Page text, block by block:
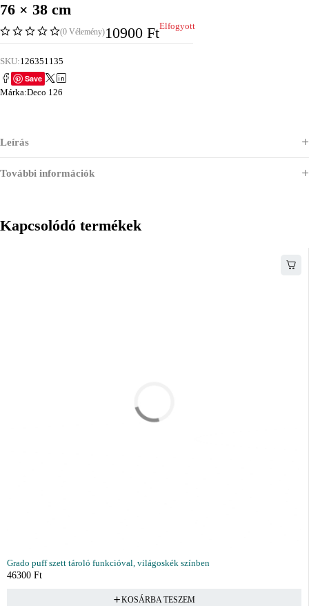
76 × 38 cm
(0 Vélemény)10900 FtElfogyott
SKU:126351135
Save
Márka:Deco 126
Leírás
További információk
Kapcsolódó termékek
Grado puff szett tároló funkcióval, világoskék színben
46300 Ft
KOSÁRBA TESZEM